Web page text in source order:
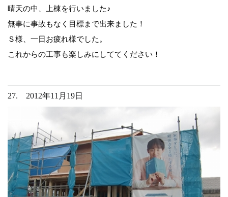
晴天の中、上棟を行いました♪
無事に事故もなく目標まで出来ました！
Ｓ様、一日お疲れ様でした。
これからの工事も楽しみにしててください！
27. 2012年11月19日